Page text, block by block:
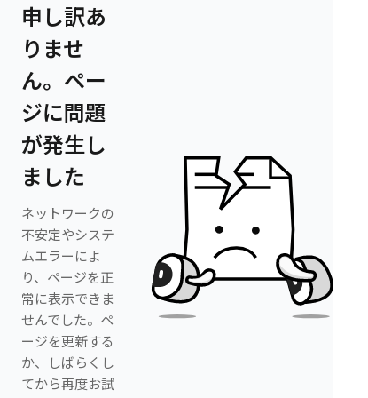
申し訳あ
りませ
ん。ペー
ジに問題
が発生し
ました
ネットワークの
不安定やシステ
ムエラーによ
り、ページを正
常に表示できま
せんでした。ペ
ージを更新する
か、しばらくし
てから再度お試